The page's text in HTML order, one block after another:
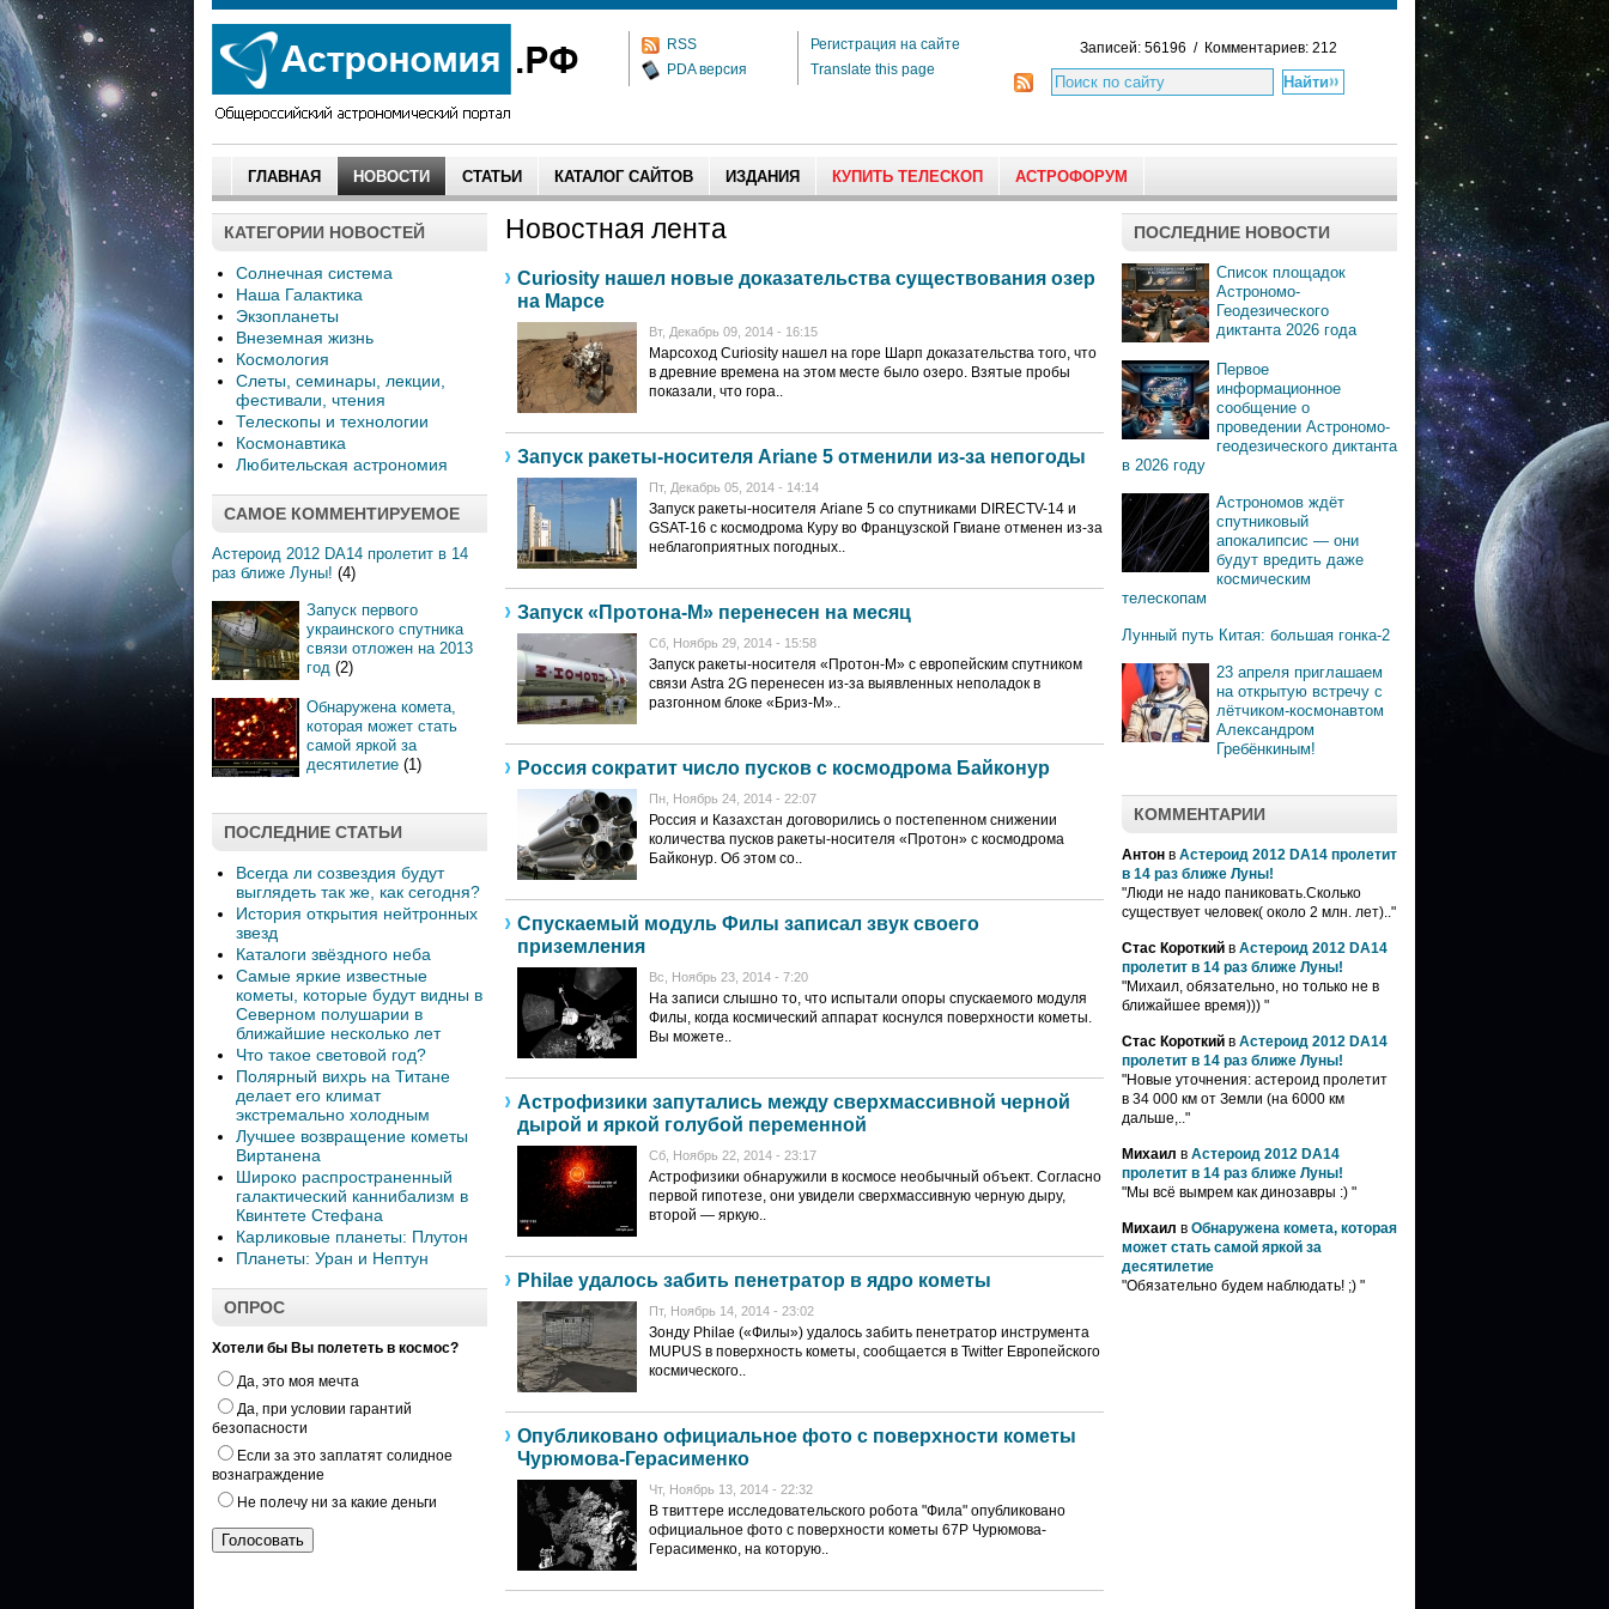
RSS
PDA версия
Регистрация на сайте
Translate this page
Записей: 56196 / Комментариев: 212
ГЛАВНАЯ НОВОСТИ СТАТЬИ КАТАЛОГ САЙТОВ ИЗДАНИЯ КУПИТЬ ТЕЛЕСКОП АСТРОФОРУМ
КАТЕГОРИИ НОВОСТЕЙ
Солнечная система
Наша Галактика
Экзопланеты
Внеземная жизнь
Космология
Слеты, семинары, лекции,
фестивали, чтения
Телескопы и технологии
Космонавтика
Любительская астрономия
САМОЕ КОММЕНТИРУЕМОЕ
Астероид 2012 DA14 пролетит в 14
раз ближе Луны! (4)
Запуск первого
украинского спутника
связи отложен на 2013
год (2)
Обнаружена комета,
которая может стать
самой яркой за
десятилетие (1)
ПОСЛЕДНИЕ СТАТЬИ
Всегда ли созвездия будут
выглядеть так же, как сегодня?
История открытия нейтронных
звезд
Каталоги звёздного неба
Самые яркие известные
кометы, которые будут видны в
Северном полушарии в
ближайшие несколько лет
Что такое световой год?
Полярный вихрь на Титане
делает его климат
экстремально холодным
Лучшее возвращение кометы
Виртанена
Широко распространенный
галактический каннибализм в
Квинтете Стефана
Карликовые планеты: Плутон
Планеты: Уран и Нептун
ОПРОС
Хотели бы Вы полететь в космос?
Да, это моя мечта
Да, при условии гарантий
безопасности
Если за это заплатят солидное
вознаграждение
Не полечу ни за какие деньги
Новостная лента
Curiosity нашел новые доказательства существования озер
на Марсе
Вт, Декабрь 09, 2014 - 16:15
Марсоход Curiosity нашел на горе Шарп доказательства того, что
в древние времена на этом месте было озеро. Взятые пробы
показали, что гора..
Запуск ракеты-носителя Ariane 5 отменили из-за непогоды
Пт, Декабрь 05, 2014 - 14:14
Запуск ракеты-носителя Ariane 5 со спутниками DIRECTV-14 и
GSAT-16 с космодрома Куру во Французской Гвиане отменен из-за
неблагоприятных погодных..
Запуск «Протона-М» перенесен на месяц
Сб, Ноябрь 29, 2014 - 15:58
Запуск ракеты-носителя «Протон-М» с европейским спутником
связи Astra 2G перенесен из-за выявленных неполадок в
разгонном блоке «Бриз-М»..
Россия сократит число пусков с космодрома Байконур
Пн, Ноябрь 24, 2014 - 22:07
Россия и Казахстан договорились о постепенном снижении
количества пусков ракеты-носителя «Протон» с космодрома
Байконур. Об этом со..
Спускаемый модуль Филы записал звук своего
приземления
Вс, Ноябрь 23, 2014 - 7:20
На записи слышно то, что испытали опоры спускаемого модуля
Филы, когда космический аппарат коснулся поверхности кометы.
Вы можете..
Астрофизики запутались между сверхмассивной черной
дырой и яркой голубой переменной
Сб, Ноябрь 22, 2014 - 23:17
Астрофизики обнаружили в космосе необычный объект. Согласно
первой гипотезе, они увидели сверхмассивную черную дыру,
второй — яркую..
Philae удалось забить пенетратор в ядро кометы
Пт, Ноябрь 14, 2014 - 23:02
Зонду Philae («Филы») удалось забить пенетратор инструмента
MUPUS в поверхность кометы, сообщается в Twitter Европейского
космического..
Опубликовано официальное фото с поверхности кометы
Чурюмова-Герасименко
Чт, Ноябрь 13, 2014 - 22:32
В твиттере исследовательского робота "Фила" опубликовано
официальное фото с поверхности кометы 67P Чурюмова-
Герасименко, на которую..
ПОСЛЕДНИЕ НОВОСТИ
Список площадок
Астрономо-
Геодезического
диктанта 2026 года
Первое
информационное
сообщение о
проведении Астрономо-
геодезического диктанта
в 2026 году
Астрономов ждёт
спутниковый
апокалипсис — они
будут вредить даже
космическим
телескопам
Лунный путь Китая: большая гонка-2
23 апреля приглашаем
на открытую встречу с
лётчиком-космонавтом
Александром
Гребёнкиным!
КОММЕНТАРИИ
Антон в Астероид 2012 DA14 пролетит
в 14 раз ближе Луны!
"Люди не надо паниковать.Сколько
существует человек( около 2 млн. лет).."
Стас Короткий в Астероид 2012 DA14
пролетит в 14 раз ближе Луны!
"Михаил, обязательно, но только не в
ближайшее время))) "
Стас Короткий в Астероид 2012 DA14
пролетит в 14 раз ближе Луны!
"Новые уточнения: астероид пролетит
в 34 000 км от Земли (на 6000 км
дальше,.."
Михаил в Астероид 2012 DA14
пролетит в 14 раз ближе Луны!
"Мы всё вымрем как динозавры :) "
Михаил в Обнаружена комета, которая
может стать самой яркой за
десятилетие
"Обязательно будем наблюдать! ;) "